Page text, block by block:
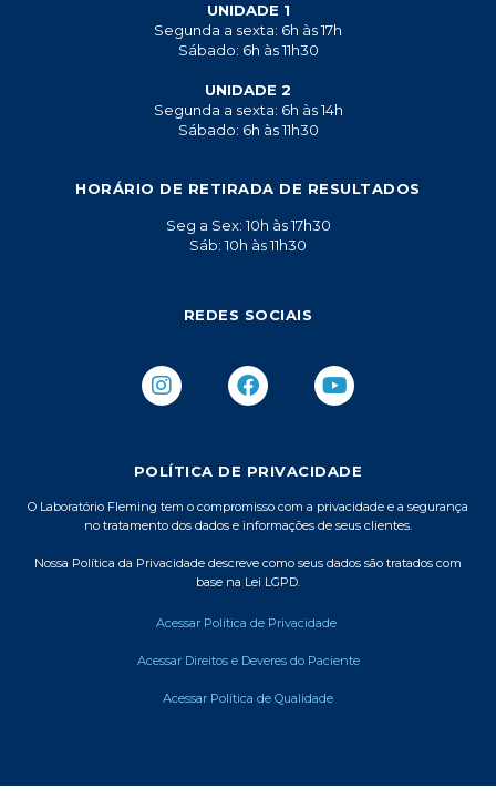
UNIDADE 1
Segunda a sexta: 6h às 17h
Sábado: 6h às 11h30
UNIDADE 2
Segunda a sexta: 6h às 14h
Sábado: 6h às 11h30
HORÁRIO DE RETIRADA DE RESULTADOS
Seg a Sex: 10h às 17h30
Sáb: 10h às 11h30
REDES SOCIAIS
I
n
a
r
a
m
F
a
b
o
k
Y
o
u
e
POLÍTICA DE PRIVACIDADE
O Laboratório Fleming tem o compromisso com a privacidade e a segurança
no tratamento dos dados e informações de seus clientes.
Nossa Política da Privacidade descreve como seus dados são tratados com
base na Lei LGPD.
Acessar Política de Privacidade
Acessar Direitos e Deveres do Paciente
Acessar Política de Qualidade